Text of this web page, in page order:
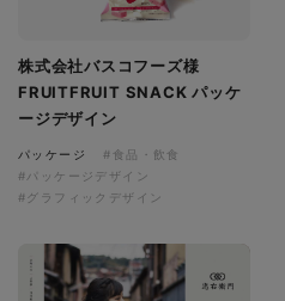
株式会社バスコフーズ様
FRUITFRUIT SNACK パッケ
ージデザイン
パッケージ
#食品・飲食
#パッケージデザイン
#グラフィックデザイン